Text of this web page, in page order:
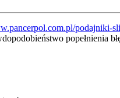
podajniki-
popełnienia